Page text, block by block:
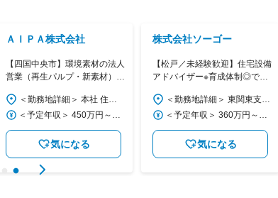
ＡＩＰＡ株式会社
【四国中央市】環境素材の法人
営業（再生パルプ・新素材）｜
転勤無
＜勤務地詳細＞ 本社 住所：愛媛県四国中央市川之江町415-1 勤務地最寄駅：予讃線／川之江駅 受動喫煙対策：屋内全面禁煙 変更の範囲：無
＜予定年収＞ 450万円～500万円 ＜賃金形態＞ 月給制 ＜賃金内訳＞ 月額（基本給）：192,000円～330,000円 その他固定手当/月：10,600円～20,600円 ＜月給＞ 202,600円～350,600円 ＜昇給有無＞ 有 ＜残業手当＞ 有 ＜給与補足＞ 予定年収は諸手当含む。年齢・経験・能力等を考慮の上決定。賞与：年2回（計800,000～1,000,000円／前年度実績）、昇給：年1回。 賃金はあくまでも目安の金額であり、選考を通じて上下する可能性があります。 月給(月額)は固定手当を含めた表記です。
気になる
株式会社ソーゴー
【松戸／未経験歓迎】住宅設備
アドバイザー※育成体制◎で20
／土日祝休
＜勤務地詳細＞ 東関東支店 松戸営業所 住所：千葉県松戸市松飛台336-22 受動喫煙対策：屋内全面禁煙 変更の範囲：会社の定める事業所
＜予定年収＞ 360万円～450万円 ＜賃金形態＞ 月給制 ＜賃金内訳＞ 月額（基本給）：208,000円～260,000円 固定残業手当/月：35,000円～40,000円（固定残業時間20時間0分/月） 超過した時間外労働の残業手当は追加支給 ＜月給＞ 243,000円～300,000円（一律手当を含む） ＜昇給有無＞ 有 ＜残業手当＞ 有 ＜給与補足＞ ・昇給年1回（5月） ・賞与年3回（昨年実績5.2ヶ月分／3回目は決算賞与）※決算賞与は業績に応じて支給 ・業績好調により25年4月より基礎給与UP 【例】２５歳 年収 ３，９４５，０００円 ・年収例：394.5万円＋決算賞与／26歳・入社1年目、406.5万円+決算賞与 賃金はあくまでも目安の金額であり、選考を通じて上下する可能性があります。 月給(月額)は固定手当を含めた表記です。
気になる